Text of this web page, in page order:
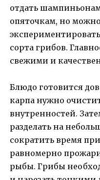
отдать
опяточкам, но
сорта грибов.
свежими и
Блюдо готовится
карпа нужно
внутренностей.
разделать на
сократить время
равномерно
рыбы. Грибы